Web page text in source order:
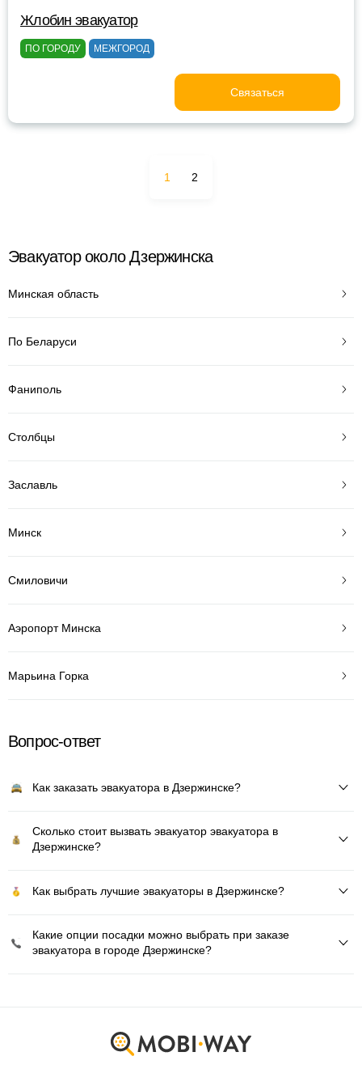
Жлобин эвакуатор
ПО ГОРОДУ МЕЖГОРОД
Связаться
1 2
Эвакуатор около Дзержинска
Минская область
По Беларуси
Фаниполь
Столбцы
Заславль
Минск
Смиловичи
Аэропорт Минска
Марьина Горка
Вопрос-ответ
Как заказать эвакуатора в Дзержинске?
Сколько стоит вызвать эвакуатор эвакуатора в
Дзержинске?
Как выбрать лучшие эвакуаторы в Дзержинске?
Какие опции посадки можно выбрать при заказе
эвакуатора в городе Дзержинске?